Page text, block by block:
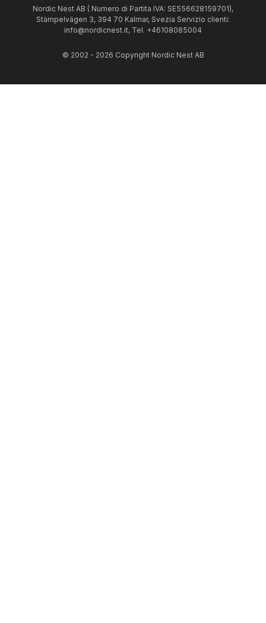
Nordic Nest AB ( Numero di Partita IVA: SE556628159701),
Stämpelvägen 3, 394 70 Kalmar, Svezia Servizio clienti:
info@nordicnest.it, Tel. +46108085004
© 2002 - 2026 Copyright Nordic Nest AB